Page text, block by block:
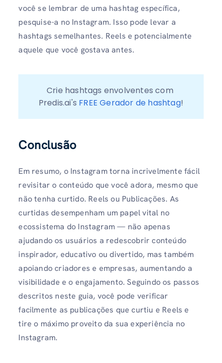
você se lembrar de uma hashtag específica,
pesquise-a no Instagram. Isso pode levar a
hashtags semelhantes. Reels e potencialmente
aquele que você gostava antes.
Crie hashtags envolventes com
Predis.ai's FREE Gerador de hashtag!
Conclusão
Em resumo, o Instagram torna incrivelmente fácil
revisitar o conteúdo que você adora, mesmo que
não tenha curtido. Reels ou Publicações. As
curtidas desempenham um papel vital no
ecossistema do Instagram — não apenas
ajudando os usuários a redescobrir conteúdo
inspirador, educativo ou divertido, mas também
apoiando criadores e empresas, aumentando a
visibilidade e o engajamento. Seguindo os passos
descritos neste guia, você pode verificar
facilmente as publicações que curtiu e Reels e
tire o máximo proveito da sua experiência no
Instagram.